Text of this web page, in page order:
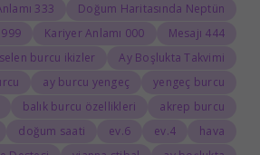
Doğum Haritasında Neptün
333 Aşk Anlamı
444 Mesajı
000 Kariyer Anlamı
999 Anlamı
Ay Boşlukta Takvimi
burcu ikizler
yengeç burcu
ay burcu yengeç
akrep burcu
balık burcu özellikleri
hava
4.ev
6.ev
doğum saati